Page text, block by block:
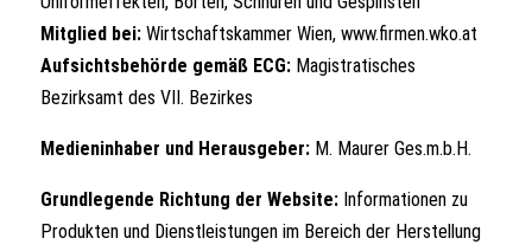
Mitglied bei: Wirtschaftskammer Wien, www.firmen.wko.at
Aufsichtsbehörde gemäß ECG: Magistratisches
Bezirksamt des VII. Bezirkes
Medieninhaber und Herausgeber: M. Maurer Ges.m.b.H.
Grundlegende Richtung der Website: Informationen zu
Produkten und Dienstleistungen im Bereich der Herstellung